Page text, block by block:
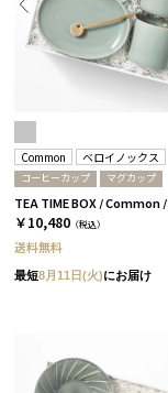
Common ベロイノックス
コーヒーカップ マグカップ
￥10,480 （税込）
送料無料
最短8月11日(火)にお届け